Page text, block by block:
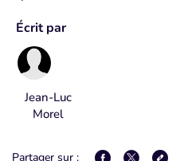
Écrit par
Jean-Luc
Morel
Partager sur :